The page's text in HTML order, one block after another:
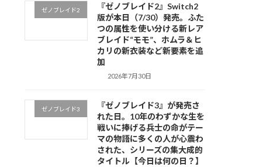
ゼノブレイド2
『ゼノブレイド2』Switch2
版が本日（7/30）発売。ふた
つの属性を使い分ける新レア
ブレイド“モモ”、ホムラ＆ヒ
カリの新衣装など新要素を追
加
2026年7月30日
ゼノブレイド3
『ゼノブレイド3』が発売さ
れた日。10年のわずかな生を
戦いに捧げる兵士の命がテー
マの物語に多くの人が心震わ
された、シリーズの集大成的
タイトル【今日は何の日？】